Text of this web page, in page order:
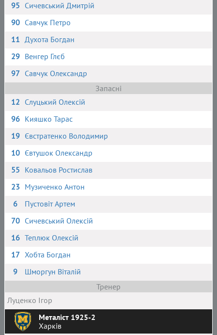
95 Сичевський Дмитрій
90 Савчук Петро
11 Духота Богдан
29 Венгер Глєб
97 Савчук Олександр
Запасні
12 Слуцький Олексій
96 Кияшко Тарас
19 Євстратенко Володимир
10 Євтушок Олександр
55 Ковальов Ростислав
23 Музиченко Антон
6
Пустовіт Артем
70 Сичевський Олексій
16 Теплюк Олексій
17 Хобта Богдан
9
Шморгун Віталій
Тренер
Луценко Ігор
Металіст 1925-2
Харків